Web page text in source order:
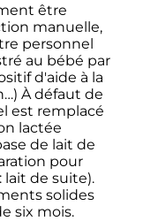
être
manuelle,
personnel
au bébé par
d'aide à la
À défaut de
est remplacé
lactée
de lait de
pour
: lait de suite).
solides
six mois.